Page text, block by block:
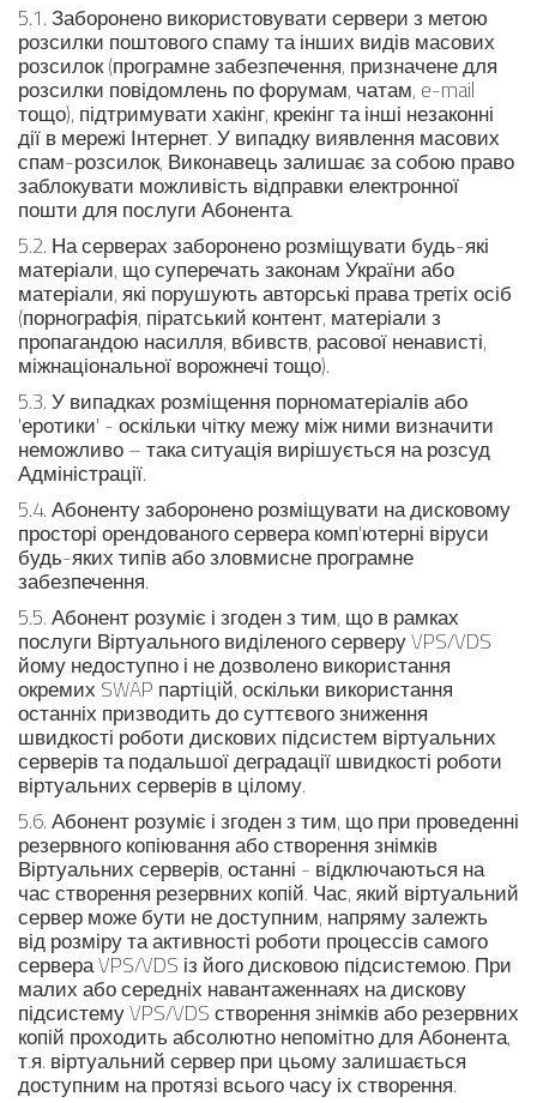
5.1. Заборонено використовувати сервери з метою
розсилки поштового спаму та інших видів масових
розсилок (програмне забезпечення, призначене для
розсилки повідомлень по форумам, чатам, e-mail
тощо), підтримувати хакінг, крекінг та інші незаконні
дії в мережі Інтернет. У випадку виявлення масових
спам-розсилок, Виконавець залишає за собою право
заблокувати можливість відправки електронної
пошти для послуги Абонента.
5.2. На серверах заборонено розміщувати будь-які
матеріали, що суперечать законам України або
матеріали, які порушують авторські права третіх осіб
(порнографія, піратський контент, матеріали з
пропагандою насилля, вбивств, расової ненависті,
міжнаціональної ворожнечі тощо).
5.3. У випадках розміщення порноматеріалів або
'еротики' - оскільки чітку межу між ними визначити
неможливо – така ситуація вирішується на розсуд
Адміністрації.
5.4. Абоненту заборонено розміщувати на дисковому
просторі орендованого сервера комп'ютерні віруси
будь-яких типів або зловмисне програмне
забезпечення.
5.5. Абонент розуміє і згоден з тим, що в рамках
послуги Віртуального виділеного серверу VPS/VDS
йому недоступно і не дозволено використання
окремих SWAP партіцій, оскільки використання
останніх призводить до суттєвого зниження
швидкості роботи дискових підсистем віртуальних
серверів та подальшої деградації швидкості роботи
віртуальних серверів в цілому.
5.6. Абонент розуміє і згоден з тим, що при проведенні
резервного копіювання або створення знімків
Віртуальних серверів, останні - відключаються на
час створення резервних копій. Час, який віртуальний
сервер може бути не доступним, напряму залежть
від розміру та активності роботи процессів самого
сервера VPS/VDS із його дисковою підсистемою. При
малих або середніх навантаженнаях на дискову
підсистему VPS/VDS створення знімків або резервних
копій проходить абсолютно непомітно для Абонента,
т.я. віртуальний сервер при цьому залишається
доступним на протязі всього часу іх створення.